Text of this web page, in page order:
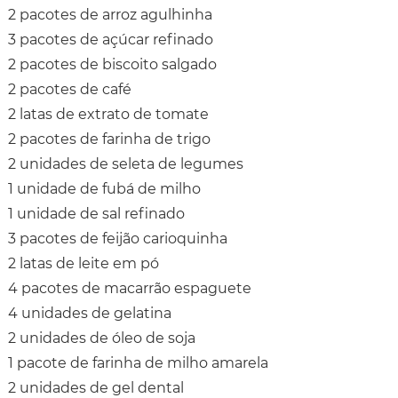
2 pacotes de arroz agulhinha
3 pacotes de açúcar refinado
2 pacotes de biscoito salgado
2 pacotes de café
2 latas de extrato de tomate
2 pacotes de farinha de trigo
2 unidades de seleta de legumes
1 unidade de fubá de milho
1 unidade de sal refinado
3 pacotes de feijão carioquinha
2 latas de leite em pó
4 pacotes de macarrão espaguete
4 unidades de gelatina
2 unidades de óleo de soja
1 pacote de farinha de milho amarela
2 unidades de gel dental